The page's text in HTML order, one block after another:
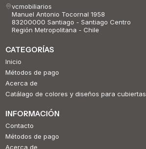
vcmobiliarios
Manuel Antonio Tocornal 1958
83200000 Santiago - Santiago Centro
Región Metropolitana - Chile
CATEGORÍAS
Inicio
Métodos de pago
Acerca de
Catálago de colores y diseños para cubiertas
INFORMACIÓN
Contacto
Métodos de pago
Acerca de